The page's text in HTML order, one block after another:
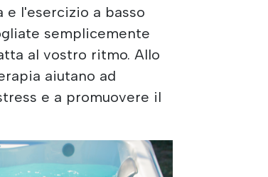
e l'esercizio a basso
semplicemente
al vostro ritmo. Allo
aiutano ad
e a promuovere il